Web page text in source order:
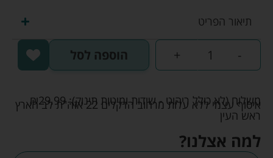
תיאור הפריט
-
+ הוספה לסל
משלוח (לא כולל ריהוט - שידות ומיטות תינוק): ₪29.99
איסוף עצמי ללא עלות מרחוב הדקלים 22 אזה"ת לב הארץ
ראש העין
למה אצלנו?